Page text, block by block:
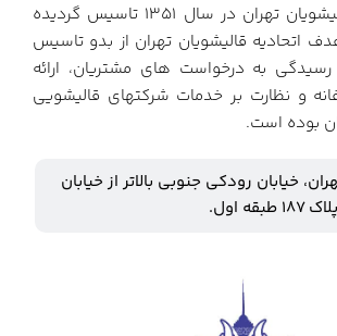
اتحادیه صنف قالیشویان تهران در سال ۱۳۵۱ تاسیس گردیده
اتحادیه قالیشویان تهران از بدو تاسیس
به درخواست های مشتریان، ارائه
و نظارت بر خدمات شرکتهای قالیشویی
بوده است.
خیابان رودکی جنوبی بالاتر از خیابان
اول.